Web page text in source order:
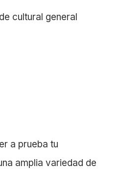
a prueba tu
amplia variedad de